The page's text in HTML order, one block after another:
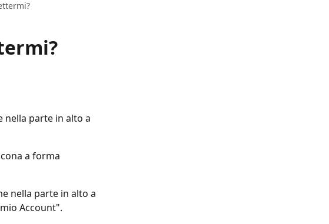
nella parte in alto a
a forma
nella parte in alto a
Account".